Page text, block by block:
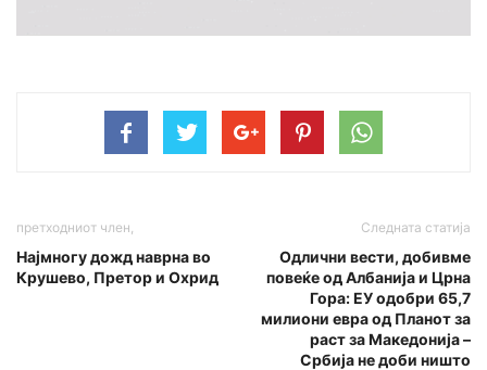
претходниот член,
Најмногу дожд наврна во
Крушево, Претор и Охрид
Следната статија
Одлични вести, добивме
повеќе од Албанија и Црна
Гора: ЕУ одобри 65,7
милиони евра од Планот за
раст за Македонија –
Србија не доби ништо